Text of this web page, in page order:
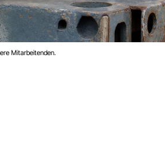
Mitarbeitenden.